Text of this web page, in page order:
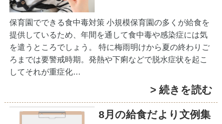
保育園でできる食中毒対策 小規模保育園の多くが給食を
提供しているため、年間を通して食中毒や感染症には気
を遣うところでしょう。 特に梅雨明けから夏の終わりご
ろまでは要警戒時期。発熱や下痢などで脱水症状を起こ
してそれが重症化…
> 続きを読む
8月の給食だより文例集